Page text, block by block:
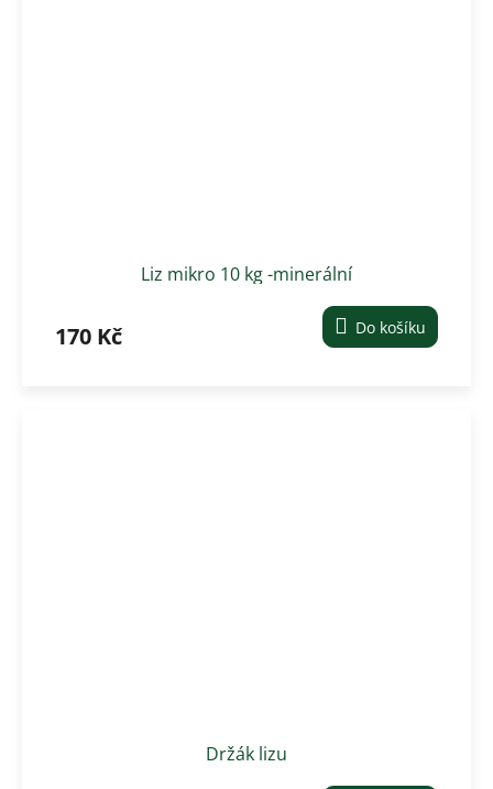
Liz mikro 10 kg -minerální
170 Kč Do košíku
Držák lizu